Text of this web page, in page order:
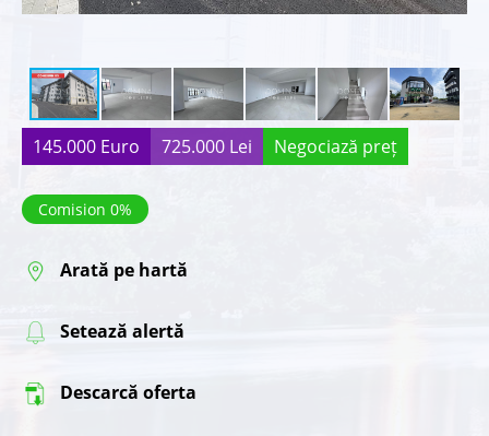
145.000 Euro 725.000 Lei Negociază preț
Comision 0%
Arată pe hartă
Setează alertă
Descarcă oferta